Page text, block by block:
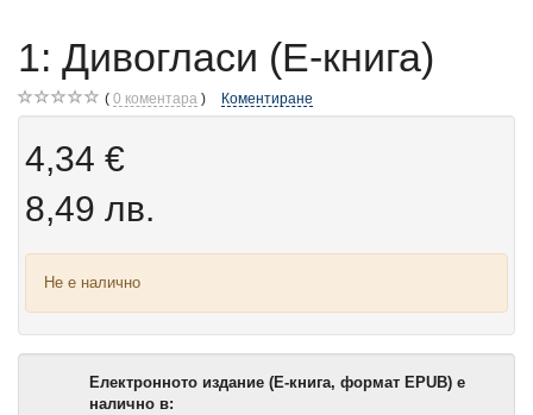
1: Дивогласи (Е-книга)
0 коментара Коментиране
4,34 €
8,49 лв.
Не е налично
Електронното издание (Е-книга, формат EPUB) е
налично в: